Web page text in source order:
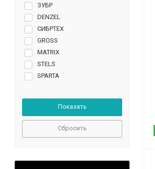
ЗУБР
DENZEL
СИБРТЕХ
GROSS
MATRIX
STELS
SPARTA
PALISAD
RUSSIA
Сбросить